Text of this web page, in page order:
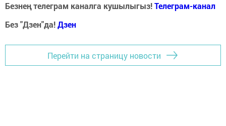
Безнең телеграм каналга кушылыгыз!Телеграм-канал
Без "Дзен"да!Дзен
Перейти на страницу новости